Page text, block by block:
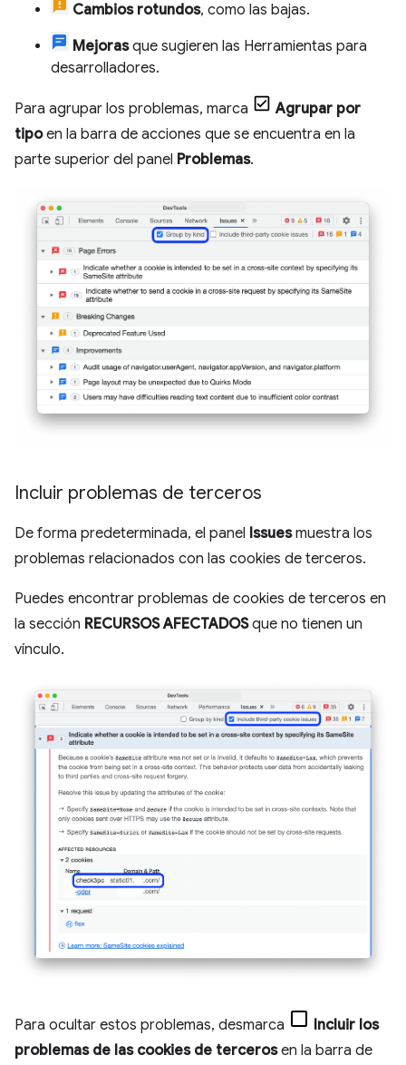
Cambios rotundos, como las bajas.
Mejorasque sugieren las Herramientas para
desarrolladores.
Para agrupar los problemas, marca
Agrupar por
tipoen la barra de acciones que se encuentra en la
parte superior del panel Problemas.
Incluir problemas de terceros
De forma predeterminada, el panel Issuesmuestra los
problemas relacionados con las cookies de terceros.
Puedes encontrar problemas de cookies de terceros en
la sección RECURSOS AFECTADOSque no tienen un
vínculo.
Para ocultar estos problemas, desmarca
Incluir los
problemas de las cookies de tercerosen la barra de